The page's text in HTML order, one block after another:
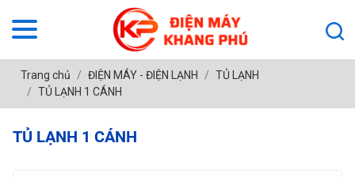
Trang chủ ĐIỆN MÁY - ĐIỆN LẠNH
TỦ LẠNH
TỦ LẠNH 1 CÁNH
TỦ LẠNH 1 CÁNH